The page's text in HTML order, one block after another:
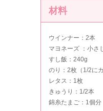
材料
ウインナー：2本
マヨネーズ ：小さ
すし飯：240g
のり：2枚（1/2にカ
レタス：1枚
きゅうり：1/2本
錦糸たまご：1個分